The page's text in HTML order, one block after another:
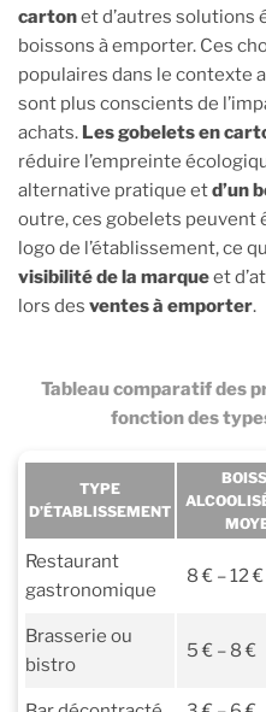
cartonet d’autres solutions
boissons à emporter. Ces
populaires dans le contexte
sont plus conscients de
achats. Les gobelets en
réduire l’empreinte
alternative pratique etd’un
outre, ces gobelets peuvent
logo de l’établissement, ce
visibilité de la marqueet
lors des ventes à emporter.
Tableau comparatif des
fonction des
TYPE
D’ÉTABLISSEMENT
Restaurant
gastronomique
8 € – 12 €
Brasserie ou
bistro
5 € – 8 €